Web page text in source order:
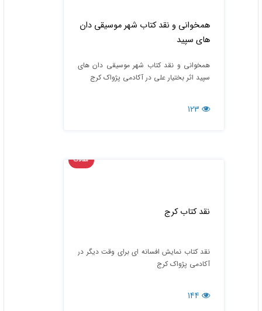
همخوانی و نقد کتاب شهر موسیقی دان
های سپید
همخوانی و نقد کتاب شهر موسیقی دان های
سپید اثر بختیار علی در آکادمی پژواک کرج
مقالات
نقد کتاب کرج
نقد کتاب نمایش افسانه ای برای وقت دیگر در
آکادمی پژواک کرج